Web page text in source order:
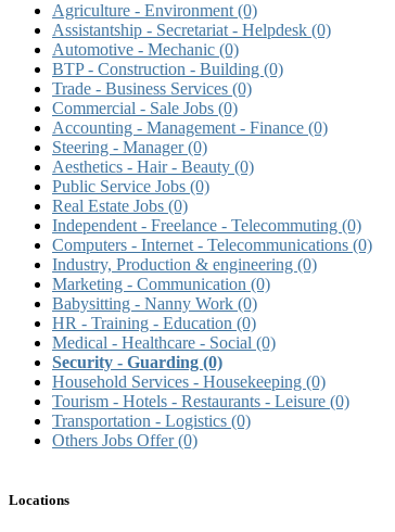
Agriculture - Environment (0)
Assistantship - Secretariat - Helpdesk (0)
Automotive - Mechanic (0)
BTP - Construction - Building (0)
Trade - Business Services (0)
Commercial - Sale Jobs (0)
Accounting - Management - Finance (0)
Steering - Manager(0)
Aesthetics - Hair - Beauty (0)
Public Service Jobs (0)
Real Estate Jobs (0)
Independent - Freelance - Telecommuting (0)
Computers - Internet - Telecommunications (0)
Industry, Production & engineering (0)
Marketing - Communication (0)
Babysitting - Nanny Work (0)
HR - Training - Education (0)
Medical - Healthcare - Social (0)
Security - Guarding (0)
Household Services - Housekeeping (0)
Tourism - Hotels - Restaurants - Leisure (0)
Transportation - Logistics (0)
Others Jobs Offer(0)
Locations